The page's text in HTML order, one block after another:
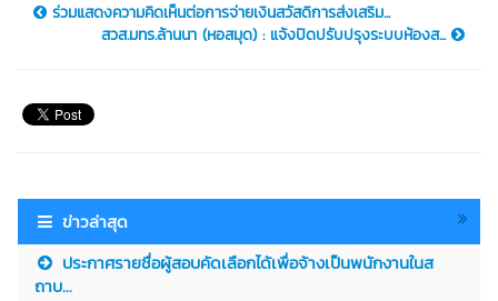
ร่วมแสดงความคิดเห็นต่อการจ่ายเงินสวัสดิการส่งเสริม...
สวส.มทร.ล้านนา (หอสมุด) : แจ้งปิดปรับปรุงระบบห้องส...
ข่าวล่าสุด
ประกาศรายชื่อผู้สอบคัดเลือกได้เพื่อจ้างเป็นพนักงานในส
ถาบ...